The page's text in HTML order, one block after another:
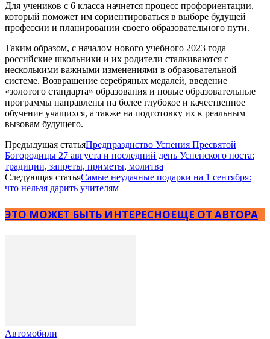
Для учеников с 6 класса начнется процесс профориентации,
который поможет им сориентироваться в выборе будущей
профессии и планировании своего образовательного пути.
Таким образом, с началом нового учебного 2023 года
российские школьники и их родители сталкиваются с
несколькими важными изменениями в образовательной
системе. Возвращение серебряных медалей, введение
«золотого стандарта» образования и новые образовательные
программы направлены на более глубокое и качественное
обучение учащихся, а также на подготовку их к реальным
вызовам будущего.
Предыдущая статьяПредпразднство Успения Пресвятой
Богородицы 27 августа и последний день Успенского поста:
традиции, запреты, приметы, молитва
Следующая статьяСамые неудачные подарки на 1 сентября:
что нельзя дарить учителям
ЭТО МОЖЕТ БЫТЬ ИНТЕРЕСНОЕЩЕ ОТ АВТОРА
Автомобили